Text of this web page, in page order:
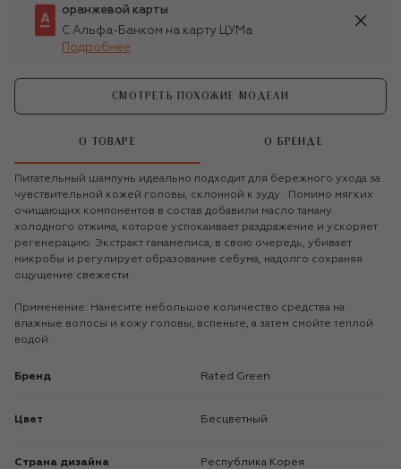
оранжевой карты
С Альфа-Банком на карту ЦУМа
Подробнее
СМОТРЕТЬ ПОХОЖИЕ МОДЕЛИ
О ТОВАРЕ О БРЕНДЕ
Питательный шампунь идеально подходит для бережного ухода за
чувствительной кожей головы, склонной к зуду . Помимо мягких
очищающих компонентов в состав добавили масло таману
холодного отжима, которое успокаивает раздражение и ускоряет
регенерацию. Экстракт гамамелиса, в свою очередь, убивает
микробы и регулирует образование себума, надолго сохраняя
ощущение свежести.
Применение: Нанесите небольшое количество средства на
влажные волосы и кожу головы, вспеньте, а затем смойте теплой
водой.
Бренд Rated Green
Цвет Бесцветный
Страна дизайна Республика Корея